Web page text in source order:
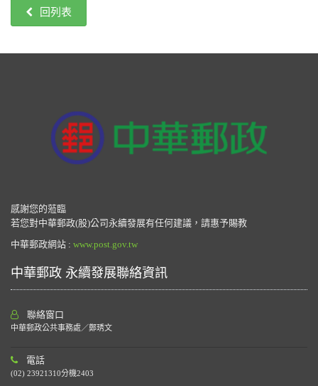
回列表
感謝您的蒞臨
若您對中華郵政(股)公司永續發展有任何建議，請惠予賜教
中華郵政網站 : www.post.gov.tw
中華郵政 永續發展聯絡資訊
聯絡窗口
中華郵政公共事務處／鄭琇文
電話
(02) 23921310分機2403